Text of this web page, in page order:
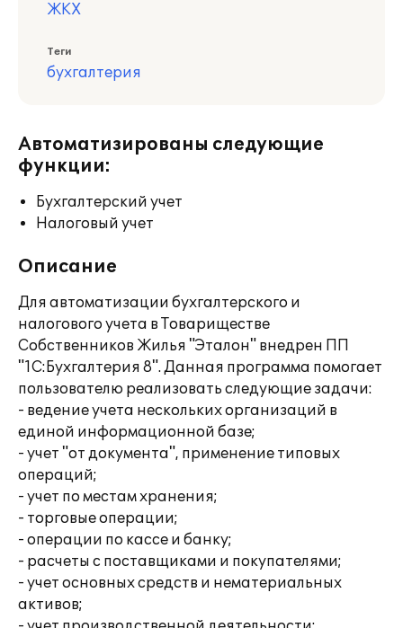
ЖКХ
Теги
бухгалтерия
Автоматизированы следующие
функции:
Бухгалтерский учет
Налоговый учет
Описание
Для автоматизации бухгалтерского и
налогового учета в Товариществе
Собственников Жилья "Эталон" внедрен ПП
"1С:Бухгалтерия 8". Данная программа помогает
пользователю реализовать следующие задачи:
- ведение учета нескольких организаций в
единой информационной базе;
- учет "от документа", применение типовых
операций;
- учет по местам хранения;
- торговые операции;
- операции по кассе и банку;
- расчеты с поставщиками и покупателями;
- учет основных средств и нематериальных
активов;